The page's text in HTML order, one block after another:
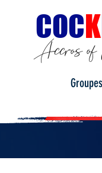
COCK
Accros
Groupes